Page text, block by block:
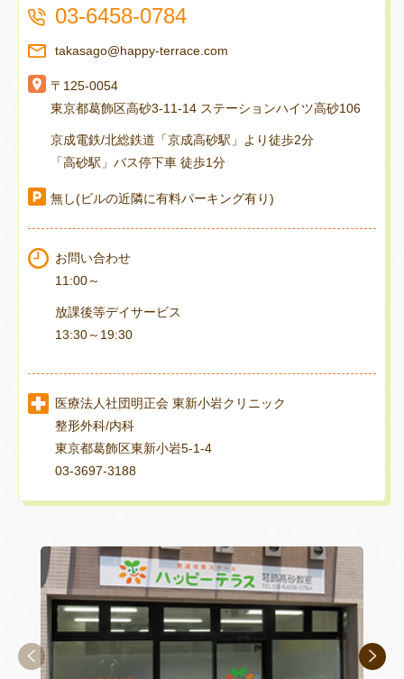
03-6458-0784
takasago@happy-terrace.com
〒125-0054
東京都葛飾区高砂3-11-14 ステーションハイツ高砂106
京成電鉄/北総鉄道「京成高砂駅」より徒歩2分
「高砂駅」バス停下車 徒歩1分
無し(ビルの近隣に有料パーキング有り)
お問い合わせ
11:00～
放課後等デイサービス
13:30～19:30
医療法人社団明正会 東新小岩クリニック
整形外科/内科
東京都葛飾区東新小岩5-1-4
03-3697-3188